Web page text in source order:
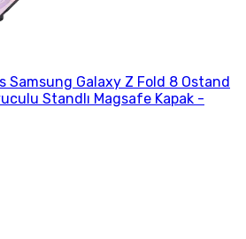
Samsung Galaxy Z Fold 8 Ostand
Standlı Magsafe Kapak -